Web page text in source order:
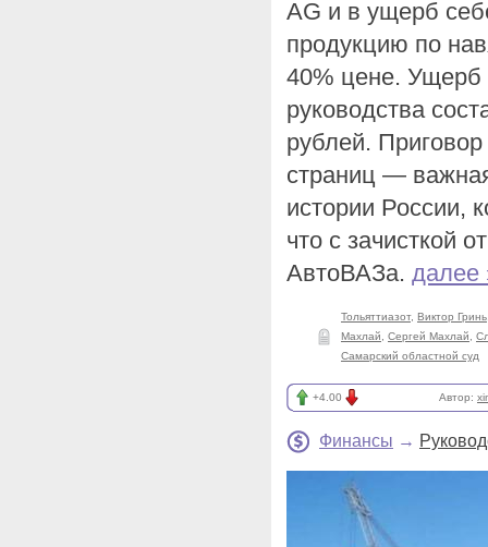
AG и в ущерб
продукцию по
40% цене. Ущерб
руководства
рублей.
страниц —
истории России,
что с зачисткой
АвтоВАЗа. далее
Тольяттиазот, Виктор Гринь
Махлай
Сергей Махлай
Самарский областной суд
+4.00 Автор:
Финансы →